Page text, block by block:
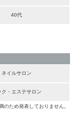
40代
ネイルサロン
ク・エステサロン
ため発表しておりません。